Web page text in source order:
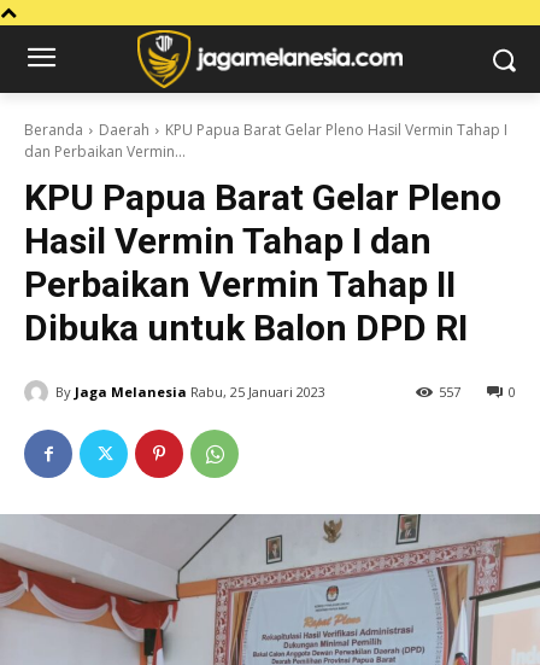
Beranda Daerah
KPU Papua Barat Gelar Pleno Hasil Vermin Tahap I
dan Perbaikan Vermin...
KPU Papua Barat Gelar Pleno
Hasil Vermin Tahap I dan
Perbaikan Vermin Tahap II
Dibuka untuk Balon DPD RI
By Jaga Melanesia Rabu, 25 Januari 2023 0
557